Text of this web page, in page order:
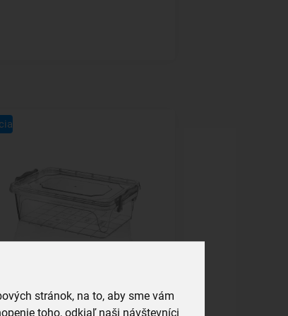
stránok, na to, aby sme vám
toho, odkiaľ naši návštevníci